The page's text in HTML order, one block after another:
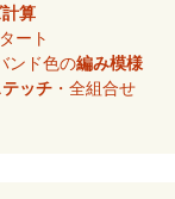
算
ート
ンド色の編み模様
ッチ ・全組合せ